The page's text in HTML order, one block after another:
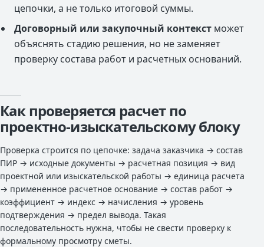
цепочки, а не только итоговой суммы.
Договорный или закупочный контекст может
объяснять стадию решения, но не заменяет
проверку состава работ и расчетных оснований.
Как проверяется расчет по
проектно-изыскательскому блоку
Проверка строится по цепочке: задача заказчика → состав
ПИР → исходные документы → расчетная позиция → вид
проектной или изыскательской работы → единица расчета
→ примененное расчетное основание → состав работ →
коэффициент → индекс → начисления → уровень
подтверждения → предел вывода. Такая
последовательность нужна, чтобы не свести проверку к
формальному просмотру сметы.